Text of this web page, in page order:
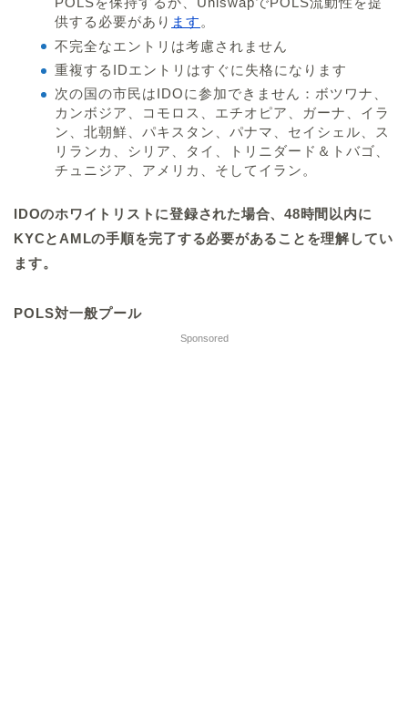
供する必要があり ます 。
不完全なエントリは考慮されません
重複するIDエントリはすぐに失格になります
次の国の市民はIDOに参加できません：ボツワナ、
カンボジア、コモロス、エチオピア、ガーナ、イラ
ン、北朝鮮、パキスタン、パナマ、セイシェル、ス
リランカ、シリア、タイ、トリニダード＆トバゴ、
チュニジア、アメリカ、そしてイラン。
IDOのホワイトリストに登録された場合、48時間以内に
KYCとAMLの手順を完了する必要があることを理解してい
ます。
POLS対一般プール
Sponsored